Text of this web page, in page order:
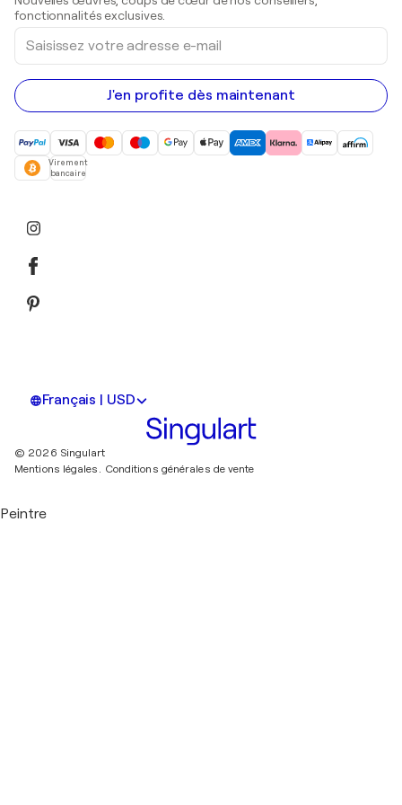
Peintures acryliques
fonctionnalités exclusives.
Saisissez
votre
adresse
e-
mail
J'en profite dès maintenant
Virement
bancaire
Français | USD
© 2026 Singulart
Mentions légales. Conditions générales de vente
Peintre